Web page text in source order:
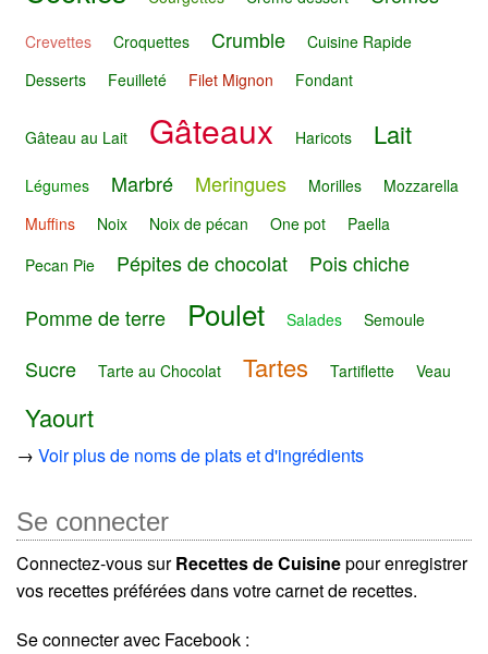
Crevettes Croquettes Crumble
Cuisine Rapide
Desserts
Feuilleté Filet Mignon Fondant
Gâteau au Lait Gâteaux Haricots Lait
Légumes Marbré Meringues Morilles
Mozzarella
Muffins
Noix Noix de pécan One pot
Paella
Pecan Pie
Pépites de chocolat
Pois chiche
Pomme de terre
Poulet Salades Semoule
Sucre Tarte au Chocolat Tartes Tartiflette Veau
Yaourt
→ Voir plus de noms de plats et d'ingrédients
Se connecter
Connectez-vous surRecettes de Cuisinepour enregistrer
vos recettes préférées dans votre carnet de recettes.
Se connecter avec Facebook :